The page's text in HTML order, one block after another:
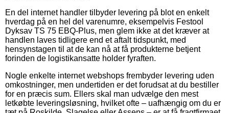
En del internet handler tilbyder levering på blot en enkelt
hverdag på en hel del varenumre, eksempelvis Festool
Dyksav TS 75 EBQ-Plus, men glem ikke at det kræver at
handlen laves tidligere end et aftalt tidspunkt, med
hensynstagen til at de kan nå at få produkterne betjent
forinden de logistikansatte holder fyraften.
Nogle enkelte internet webshops frembyder levering uden
omkostninger, men undertiden er det forudsat at du bestiller
for en præcis sum. Ellers skal man udvælge den mest
letkøbte leveringsløsning, hvilket ofte – uafhængig om du er